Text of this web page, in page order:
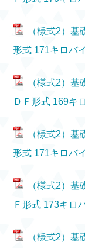
（様式2）
形式 171キロバ
（様式2）
ＤＦ形式 169キ
（様式2）
形式 171キロバ
（様式2）
Ｆ形式 173キロ
（様式2）